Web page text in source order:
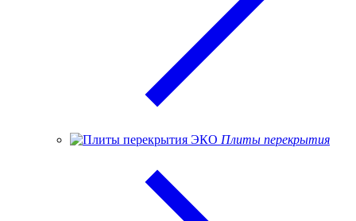
Плиты перекрытия